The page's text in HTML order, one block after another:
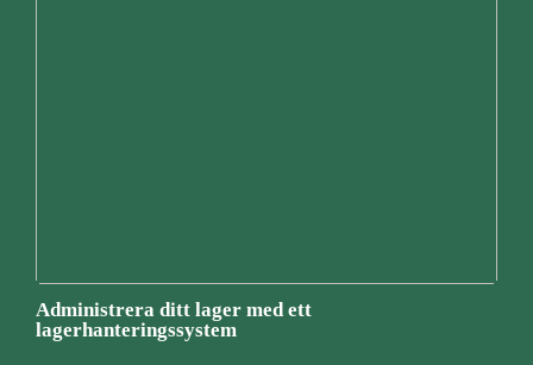
Administrera ditt lager med ett
lagerhanteringssystem